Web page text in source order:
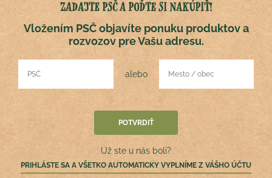
ZADAJTE PSČ A POĎTE SI NAKÚPIŤ!
Vložením PSČ objavíte ponuku produktov a
rozvozov pre Vašu adresu.
alebo
Už ste u nás boli?
PRIHLÁSTE SA A VŠETKO AUTOMATICKY VYPLNÍME Z VÁŠHO ÚČTU